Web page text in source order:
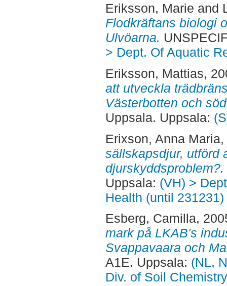
Eriksson, Marie and
Flodkräftans biologi
Ulvöarna.
> Dept. Of Aquatic
Eriksson, Mattias,
att utveckla
Västerbotten och
Uppsala. Uppsala:
Erixson, Anna Maria
sällskapsdjur, utförd
djurskyddsproblem?.
Uppsala: (VH) >
Health (until 231231)
Esberg, Camilla,
mark på LKAB's
Svappavaara och
A1E. Uppsala: (NL,
Div. of Soil